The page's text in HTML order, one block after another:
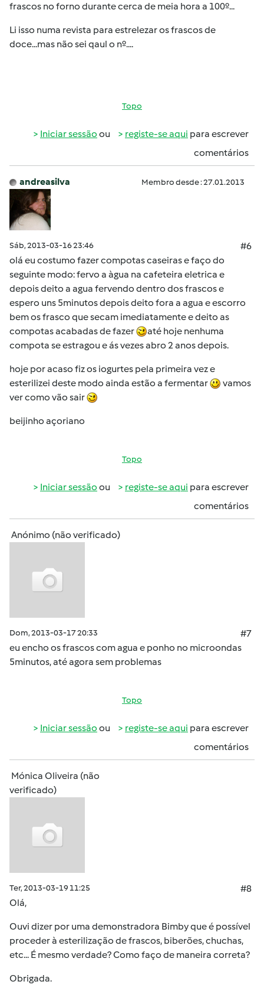
frascos no forno durante cerca de meia hora a 100º...
Li isso numa revista para estrelezar os frascos de
doce...mas não sei qaul o nº....
Topo
Iniciar sessão ou registe-se aqui para escrever
comentários
andreasilva Membro desde : 27.01.2013
Sáb, 2013-03-16 23:46
#6
olá eu costumo fazer compotas caseiras e faço do
seguinte modo: fervo a àgua na cafeteira eletrica e
depois deito a agua fervendo dentro dos frascos e
espero uns 5minutos depois deito fora a agua e escorro
bem os frasco que secam imediatamente e deito as
compotas acabadas de fazer
até hoje nenhuma
compota se estragou e ás vezes abro 2 anos depois.
hoje por acaso fiz os iogurtes pela primeira vez e
esterilizei deste modo ainda estão a fermentar
vamos
ver como vão sair
beijinho açoriano
Topo
Iniciar sessão ou registe-se aqui para escrever
comentários
Anónimo (não verificado)
Dom, 2013-03-17 20:33
#7
eu encho os frascos com agua e ponho no microondas
5minutos, até agora sem problemas
Topo
Iniciar sessão ou registe-se aqui para escrever
comentários
Mónica Oliveira (não
verificado)
Ter, 2013-03-19 11:25
#8
Olá,
Ouvi dizer por uma demonstradora Bimby que é possível
proceder à esterilização de frascos, biberões, chuchas,
etc... É mesmo verdade? Como faço de maneira correta?
Obrigada.